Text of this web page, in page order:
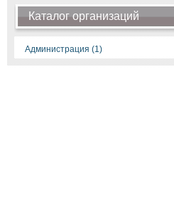
Каталог организаций
Администрация (1)